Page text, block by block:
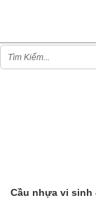
Cầu nhựa vi